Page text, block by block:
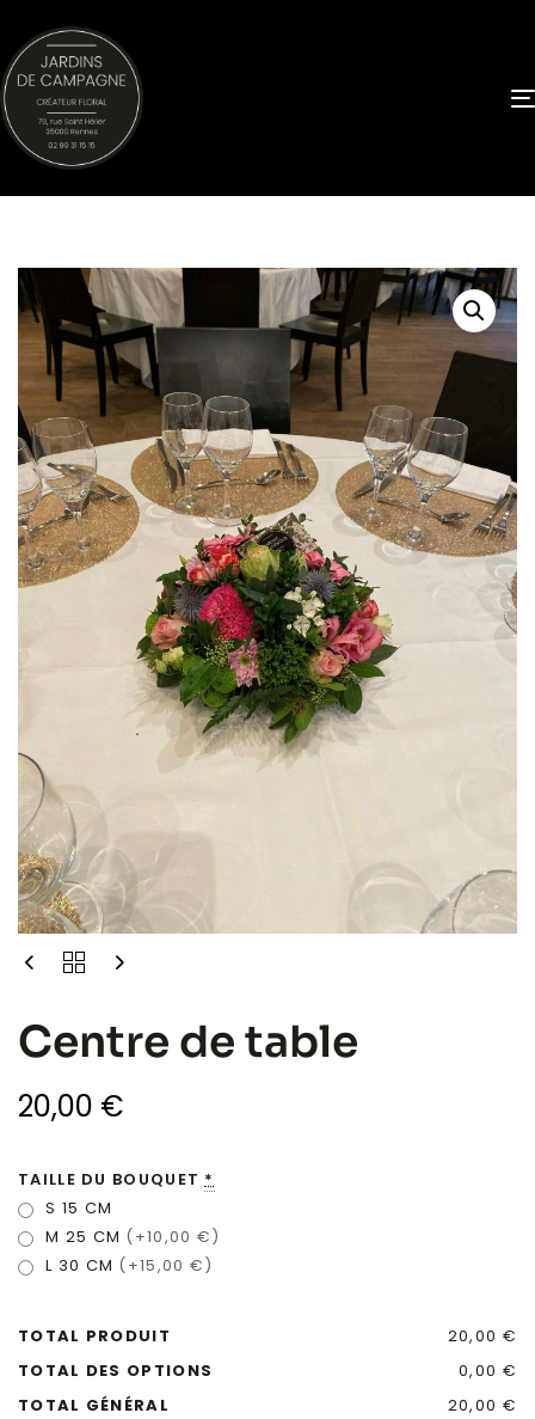
Centre de table
20,00 €
TAILLE DU BOUQUET *
S 15 CM
M 25 CM (+10,00 €)
L 30 CM (+15,00 €)
TOTAL PRODUIT
20,00 €
TOTAL DES OPTIONS
0,00 €
TOTAL GÉNÉRAL
20,00 €